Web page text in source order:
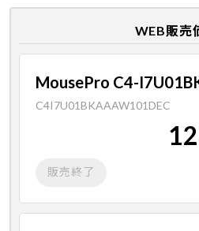
WEB販売
MousePro C4-
C4I7U01BKAAAW101DEC
販売終了